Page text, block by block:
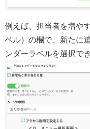
例えば、担当者を増や
ベル）の欄で、新たに
ンダーラベルを選択で